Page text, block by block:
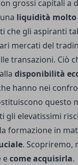
grossi capitali a
liquidità
che gli aspiranti
mercati del
transazioni. Ciò
disponibilità
hanno nei
questo
gli elevatissimi
formazione in
. Scopriremo,
ecome acquisirla.